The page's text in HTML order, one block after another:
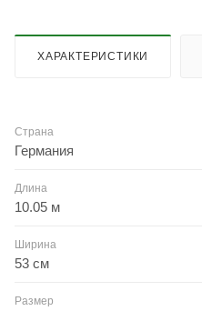
ХАРАКТЕРИСТИКИ
Страна
Германия
Длина
10.05 м
Ширина
53 см
Размер